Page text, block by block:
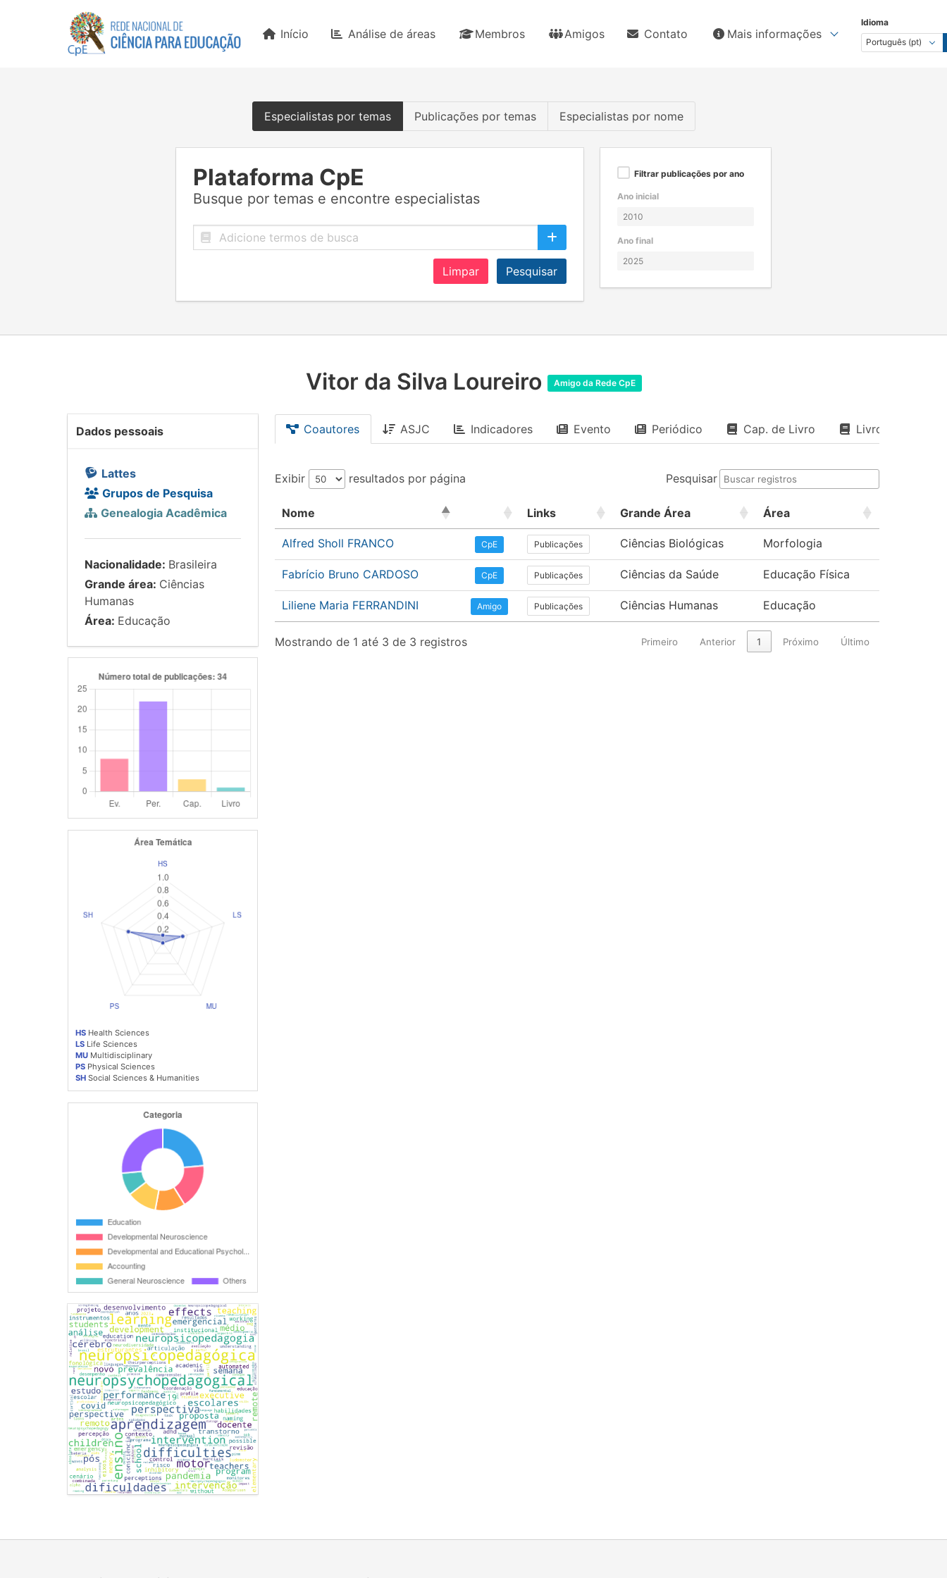
Início Análise de áreas Membros Amigos Contato Mais informações
Idioma
Especialistas por temas Publicações por temas Especialistas por nome
Plataforma CpE
Busque por temas e encontre especialistas
Limpar Pesquisar
Filtrar publicações por ano
Ano inicial
Ano final
Vitor da Silva Loureiro Amigo da Rede CpE
Dados pessoais
Lattes
Grupos de Pesquisa
Genealogia Acadêmica
Nacionalidade: Brasileira
Grande área: Ciências
Humanas
Área: Educação
HS Health Sciences
LS Life Sciences
MU Multidisciplinary
PS Physical Sciences
SH Social Sciences & Humanities
Coautores ASJC Indicadores Evento Periódico Cap. de Livro Livro
Exibir resultados por página Pesquisar
Nome Links Grande Área Área
Alfred Sholl FRANCO CpE Publicações Ciências Biológicas Morfologia
Fabrício Bruno CARDOSO CpE Publicações Ciências da Saúde Educação Física
Liliene Maria FERRANDINI Amigo Publicações Ciências Humanas Educação
Mostrando de 1 até 3 de 3 registros Primeiro Anterior 1 Próximo Último